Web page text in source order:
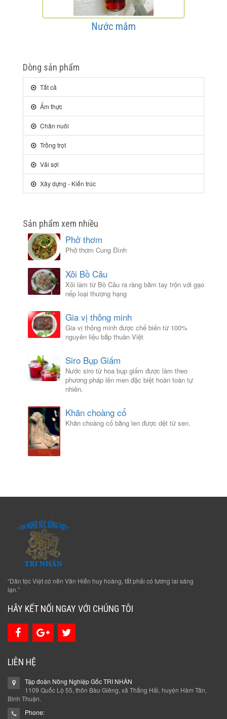
Nước mắm
Dòng sản phẩm
Tất cả
Ẩm thực
Chăn nuôi
Trồng trọt
Vải sợi
Xây dựng - Kiến trúc
Sản phẩm xem nhiều
Phở thơm
Phở thơm Cung Đình
Xôi Bồ Câu
Xôi làm từ Bồ Câu ra ràng bằm tay trộn với gạo
nếp loại thượng hạng
Gia vị thông minh
Gia vị thông minh được chế biến từ 100%
nguyên liệu bắp thuần Việt
Siro Bụp Giấm
Nước siro từ hoa bụp giấm được làm theo
phương pháp lên men đặc biệt hoàn toàn tự
nhiên.
Khăn choàng cổ
Khăn choàng cổ bằng len được dệt từ sen.
“Dân tộc Việt có nền Văn Hiến huy hoàng, tất phải có tương lai sáng
lạn.”
HÃY KẾT NỐI NGAY VỚI CHÚNG TÔI
LIÊN HỆ
Tập đoàn Nông Nghiệp Gốc TRI NHÂN
1109 Quốc Lộ 55, thôn Bàu Giêng, xã Thắng Hải, huyện Hàm Tân,
Bình Thuận.
Phone: